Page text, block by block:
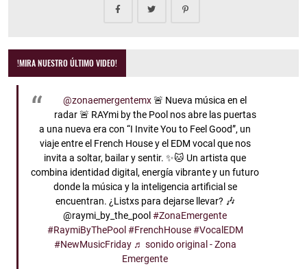
!MIRA NUESTRO ÚLTIMO VIDEO!
@zonaemergentemx🚨 Nueva música en el
radar 🚨 RAYmi by the Pool nos abre las puertas
a una nueva era con “I Invite You to Feel Good”, un
viaje entre el French House y el EDM vocal que nos
invita a soltar, bailar y sentir. ✨🐱 Un artista que
combina identidad digital, energía vibrante y un futuro
donde la música y la inteligencia artificial se
encuentran. ¿Listxs para dejarse llevar? 🎶
@raymi_by_the_pool#ZonaEmergente
#RaymiByThePool #FrenchHouse #VocalEDM
#NewMusicFriday ♬ sonido original - Zona
Emergente